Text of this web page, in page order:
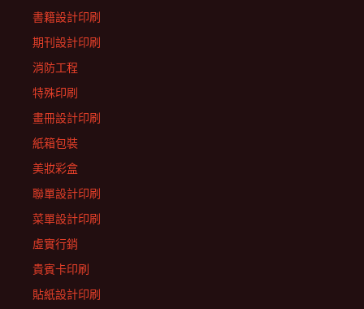
書籍設計印刷
期刊設計印刷
消防工程
特殊印刷
畫冊設計印刷
紙箱包裝
美妝彩盒
聯單設計印刷
菜單設計印刷
虛實行銷
貴賓卡印刷
貼紙設計印刷